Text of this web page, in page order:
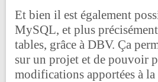
Et bien il est également
MySQL, et plus
tables, grâce à DBV. Ça
sur un projet et de pouvoir
modifications apportées à la